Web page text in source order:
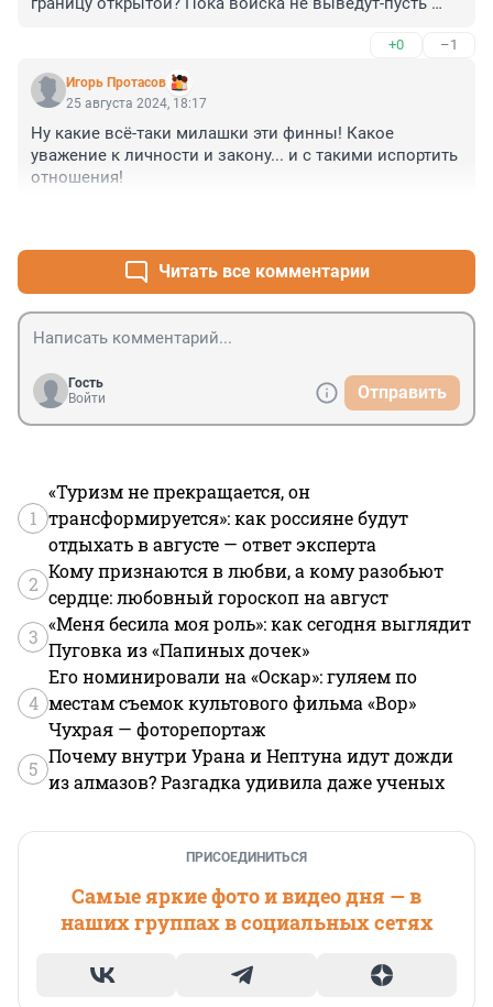
от России. Они это получат, но никакие пункты не
мозгам финикам и не идти у них на поводу! Сколько
можно!!! Они нам в морду плюют, а мы им все
условия для их благополучия.
Туристам все равно не проехать, а остальные
как-,нибудь через другие страны проведут А так будет
только поток беженцев с ближнего востока. А нам
оно надо? Нет конечно.
+0 –1
Игорь Протасов
25 августа 2024, 18:17
Ну какие всё-таки милашки эти финны! Какое
уважение к личности и закону... и с такими испортить
отношения!
Читать все комментарии
Гость
Войти
Отправить
1
«Туризм не прекращается, он
трансформируется»: как россияне будут
отдыхать в августе — ответ эксперта
2
Кому признаются в любви, а кому разобьют
сердце: любовный гороскоп на август
3
«Меня бесила моя роль»: как сегодня выглядит
Пуговка из «Папиных дочек»
4
Его номинировали на «Оскар»: гуляем по
местам съемок культового фильма «Вор»
Чухрая — фоторепортаж
5
Почему внутри Урана и Нептуна идут дожди
из алмазов? Разгадка удивила даже ученых
ПРИСОЕДИНИТЬСЯ
Самые яркие фото и видео дня — в
наших группах в социальных сетях